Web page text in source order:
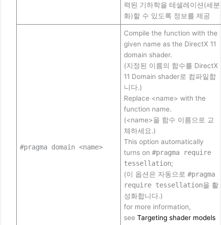
력된 기하학을 테셀레이션(세분
화)할 수 있도록 정보를 제공
#pragma domain <name>
Compile the function with the
given name as the DirectX 11
domain shader.
(지정된 이름의 함수를 DirectX
11 Domain shader로 컴파일합
니다.)
Replace <name> with the
function name.
(<name>을 함수 이름으로 교
체하세요.)
This option automatically
turns on#pragma require
tessellation;
(이 옵션은 자동으로#pragma
require tessellation을 활
성화합니다.)
for more information,
seeTargeting shader models